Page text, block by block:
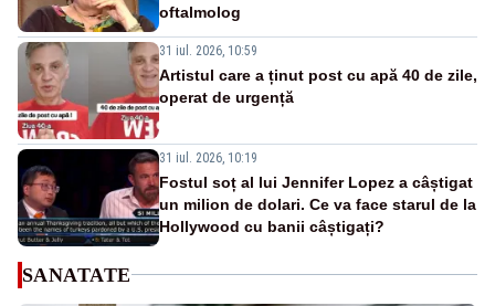
oftalmolog
31 iul. 2026, 10:59
Artistul care a ținut post cu apă 40 de zile,
operat de urgență
31 iul. 2026, 10:19
Fostul soț al lui Jennifer Lopez a câștigat
un milion de dolari. Ce va face starul de la
Hollywood cu banii câștigați?
SANATATE